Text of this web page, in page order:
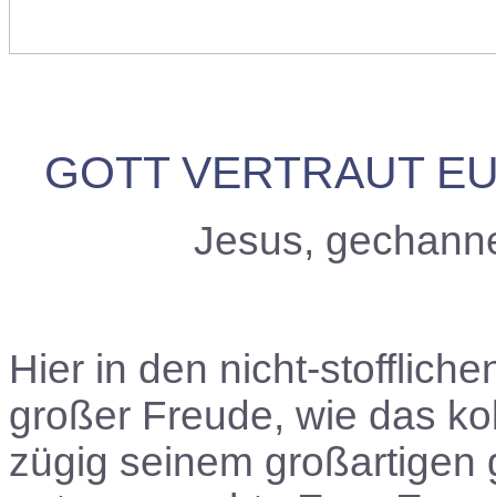
GOTT VERTRAUT
Jesus,
Hier in den nicht-
großer Freude, wie das
zügig seinem großartigen